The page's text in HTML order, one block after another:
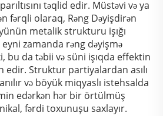
təqlid edir. Müstəvi və ya
fərqli olaraq, Rəng Dəyişdirən
metalik strukturu işığı
zamanda rəng dəyişmə
bu da təbii və süni işıqda effektin
edir. Struktur partiyalardan asılı
və böyük miqyaslı istehsalda
edərkən hər bir örtülmüş
fərdi toxunuşu saxlayır.